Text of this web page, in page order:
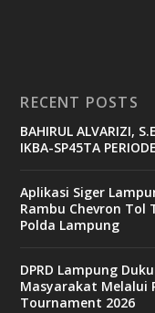
RECENT POSTS
BAHIRUL ALVARIZI,
IKBA-SP45TA
Aplikasi Siger
Rambu Chevron Tol
Polda Lampung
DPRD Lampung
Masyarakat Melalui
Tournament 2026